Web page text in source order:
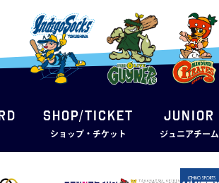
SHOP/TICKET
ショップ・チケット
JUNIOR
ジュニアチーム